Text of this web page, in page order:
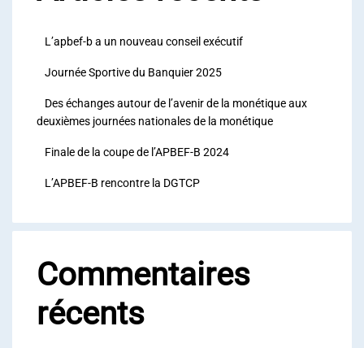
L’apbef-b a un nouveau conseil exécutif
Journée Sportive du Banquier 2025
Des échanges autour de l’avenir de la monétique aux
deuxièmes journées nationales de la monétique
Finale de la coupe de l’APBEF-B 2024
L’APBEF-B rencontre la DGTCP
Commentaires
récents